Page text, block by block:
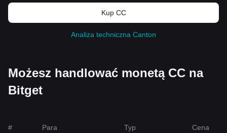
Kup CC
Analiza techniczna Canton
Możesz handlować monetą CC na
Bitget
# Para Typ Cena